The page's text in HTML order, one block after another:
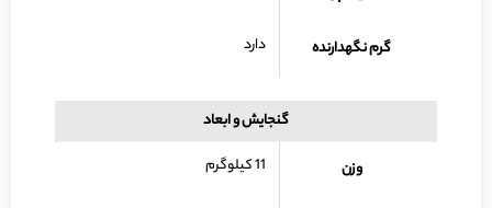
گرم نگهدارنده دارد
گنجایش و ابعاد
وزن 11 کیلوگرم